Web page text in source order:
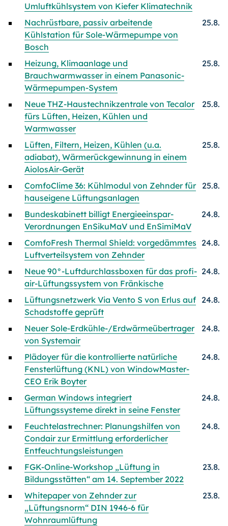
Umluftkühlsystem von Kiefer Klimatechnik
Nachrüstbare, passiv arbeitende
Kühlstation für Sole-Wärmepumpe von
Bosch
25.8.
Heizung, Klimaanlage und
Brauchwarmwasser in einem Panasonic-
Wärmepumpen-System
25.8.
Neue THZ-Haustechnikzentrale von Tecalor
fürs Lüften, Heizen, Kühlen und
Warmwasser
25.8.
Lüften, Filtern, Heizen, Kühlen (u.a.
adiabat), Wärmerückgewinnung in einem
AiolosAir-Gerät
25.8.
ComfoClime 36: Kühlmodul von Zehnder für
hauseigene Lüftungsanlagen
25.8.
Bundeskabinett billigt Energieeinspar-
Verordnungen EnSikuMaV und EnSimiMaV
24.8.
ComfoFresh Thermal Shield: vorgedämmtes
Luftverteilsystem von Zehnder
24.8.
Neue 90°-Luftdurchlassboxen für das profi-
air-Lüftungssystem von Fränkische
24.8.
Lüftungsnetzwerk Via Vento S von Erlus auf
Schadstoffe geprüft
24.8.
Neuer Sole-Erdkühle-/Erdwärmeübertrager
von Systemair
24.8.
Plädoyer für die kontrollierte natürliche
Fensterlüftung (KNL) von WindowMaster-
CEO Erik Boyter
24.8.
German Windows integriert
Lüftungssysteme direkt in seine Fenster
24.8.
Feuchtelastrechner: Planungshilfen von
Condair zur Ermittlung erforderlicher
Entfeuchtungsleistungen
24.8.
FGK-Online-Workshop „Lüftung in
Bildungsstätten“ am 14. September 2022
23.8.
Whitepaper von Zehnder zur
„Lüftungsnorm“ DIN 1946-6 für
Wohnraumlüftung
23.8.